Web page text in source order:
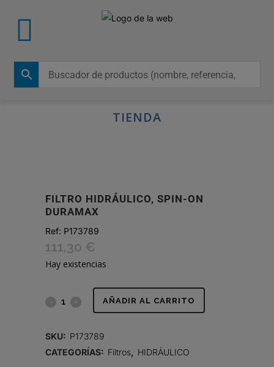
TIENDA
FILTRO HIDRÁULICO, SPIN-ON
DURAMAX
Ref: P173789
111,30 €
Hay existencias
FILTRO AÑADIR AL CARRITO
SKU: P173789
CATEGORÍAS: Filtros HIDRÁULICO